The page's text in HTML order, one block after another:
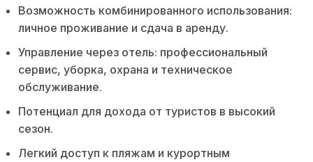
Возможность комбинированного использования:
личное проживание и сдача в аренду.
Управление через отель: профессиональный
сервис, уборка, охрана и техническое
обслуживание.
Потенциал для дохода от туристов в высокий
сезон.
Легкий доступ к пляжам и курортным